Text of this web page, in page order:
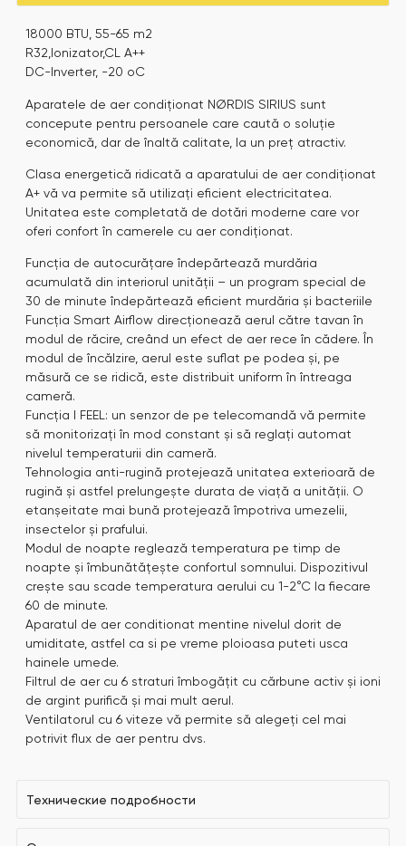
18000 BTU, 55-65 m2
R32,Ionizator,CL A++
DC-Inverter, -20 oC
Aparatele de aer condiționat NØRDIS SIRIUS sunt
concepute pentru persoanele care caută o soluție
economică, dar de înaltă calitate, la un preț atractiv.
Clasa energetică ridicată a aparatului de aer condiționat
A+ vă va permite să utilizați eficient electricitatea.
Unitatea este completată de dotări moderne care vor
oferi confort în camerele cu aer condiționat.
Funcția de autocurățare îndepărtează murdăria
acumulată din interiorul unității – un program special de
30 de minute îndepărtează eficient murdăria și bacteriile
Funcția Smart Airflow direcționează aerul către tavan în
modul de răcire, creând un efect de aer rece în cădere. În
modul de încălzire, aerul este suflat pe podea și, pe
măsură ce se ridică, este distribuit uniform în întreaga
cameră.
Funcția I FEEL: un senzor de pe telecomandă vă permite
să monitorizați în mod constant și să reglați automat
nivelul temperaturii din cameră.
Tehnologia anti-rugină protejează unitatea exterioară de
rugină și astfel prelungește durata de viață a unității. O
etanșeitate mai bună protejează împotriva umezelii,
insectelor și prafului.
Modul de noapte reglează temperatura pe timp de
noapte și îmbunătățește confortul somnului. Dispozitivul
crește sau scade temperatura aerului cu 1-2°C la fiecare
60 de minute.
Aparatul de aer conditionat mentine nivelul dorit de
umiditate, astfel ca si pe vreme ploioasa puteti usca
hainele umede.
Filtrul de aer cu 6 straturi îmbogățit cu cărbune activ și ioni
de argint purifică și mai mult aerul.
Ventilatorul cu 6 viteze vă permite să alegeți cel mai
potrivit flux de aer pentru dvs.
Технические подробности